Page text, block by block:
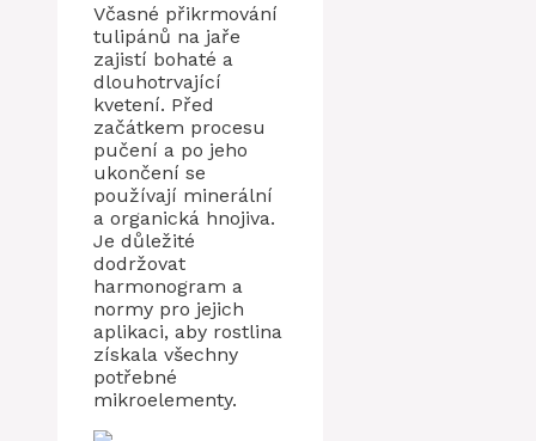
Včasné přikrmování
tulipánů na jaře
zajistí bohaté a
dlouhotrvající
kvetení. Před
začátkem procesu
pučení a po jeho
ukončení se
používají minerální
a organická hnojiva.
Je důležité
dodržovat
harmonogram a
normy pro jejich
aplikaci, aby rostlina
získala všechny
potřebné
mikroelementy.